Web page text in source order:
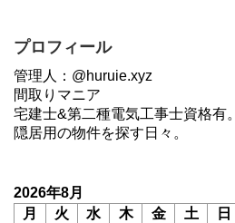
プロフィール
管理人：@huruie.xyz
間取りマニア
宅建士&第二種電気工事士資格有。
隠居用の物件を探す日々。
2026年8月
月
火 水 木 金 土
日